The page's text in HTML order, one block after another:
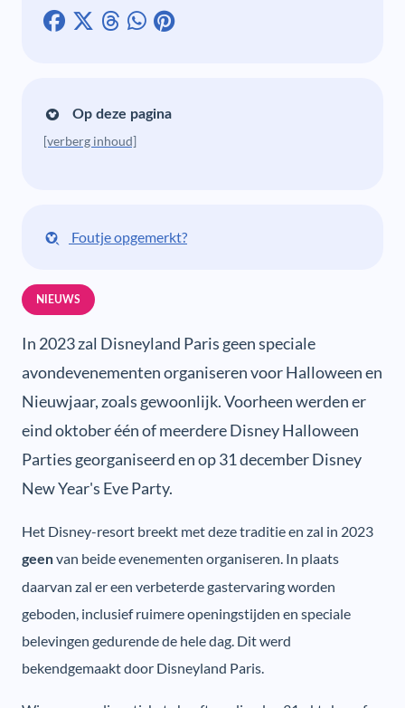
Op deze pagina
[verberg inhoud]
Foutje opgemerkt?
NIEUWS
In 2023 zal Disneyland Paris geen speciale
avondevenementen organiseren voor Halloween en
Nieuwjaar, zoals gewoonlijk. Voorheen werden er
eind oktober één of meerdere Disney Halloween
Parties georganiseerd en op 31 december Disney
New Year's Eve Party.
Het Disney-resort breekt met deze traditie en zal in 2023
geenvan beide evenementen organiseren. In plaats
daarvan zal er een verbeterde gastervaring worden
geboden, inclusief ruimere openingstijden en speciale
belevingen gedurende de hele dag. Dit werd
bekendgemaakt door Disneyland Paris.